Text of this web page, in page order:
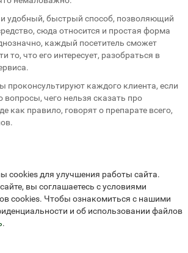
и удобный, быстрый способ, позволяющий
сюда относится и простая форма
каждый посетитель сможет
то, что его интересует, разобраться в
проконсультируют каждого клиента, если
вопросы, чего нельзя сказать про
как правило, говорят о препарате всего,
cookies для улучшения работы сайта.
вы соглашаетесь с условиями
cookies. Чтобы ознакомиться с нашими
и об использовании файлов
.